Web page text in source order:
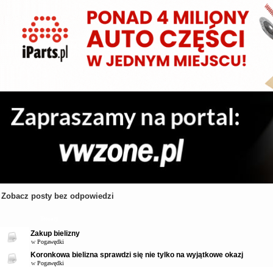
Zobacz posty bez odpowiedzi
Zakup bielizny
w Pogawędki
Koronkowa bielizna sprawdzi się nie tylko na wyjątkowe okazj
w Pogawędki